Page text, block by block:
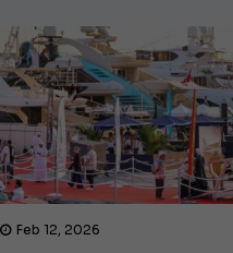
Feb 12, 2026